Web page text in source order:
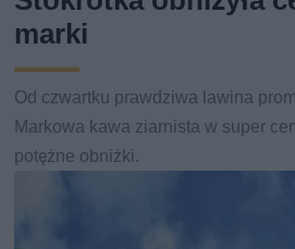
marki
Od czwartku prawdziwa lawina
Markowa kawa ziarnista w super
potężne obniżki.